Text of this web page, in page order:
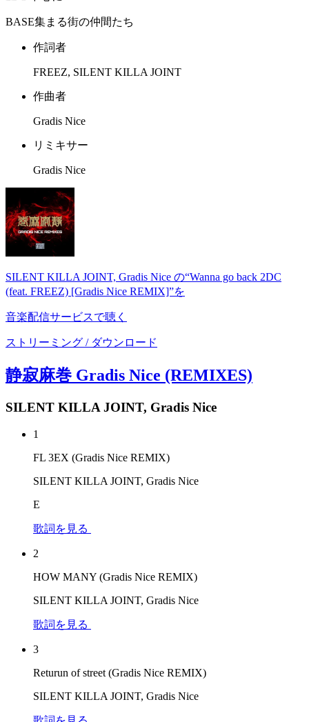
BASE集まる街の仲間たち
作詞者
FREEZ, SILENT KILLA JOINT
作曲者
Gradis Nice
リミキサー
Gradis Nice
SILENT KILLA JOINT, Gradis Nice の“Wanna go back 2DC
(feat. FREEZ) [Gradis Nice REMIX]”を
音楽配信サービスで聴く
ストリーミング / ダウンロード
静寂麻巻 Gradis Nice (REMIXES)
SILENT KILLA JOINT, Gradis Nice
1
FL 3EX (Gradis Nice REMIX)
SILENT KILLA JOINT, Gradis Nice
E
歌詞を見る
2
HOW MANY (Gradis Nice REMIX)
SILENT KILLA JOINT, Gradis Nice
歌詞を見る
3
Returun of street (Gradis Nice REMIX)
SILENT KILLA JOINT, Gradis Nice